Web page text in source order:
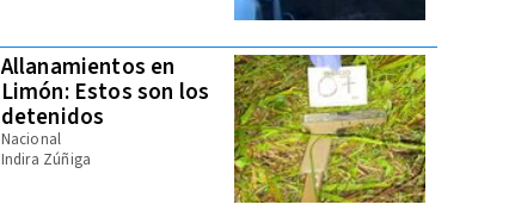
Allanamientos en
Limón: Estos son los
detenidos
Nacional
Indira Zúñiga